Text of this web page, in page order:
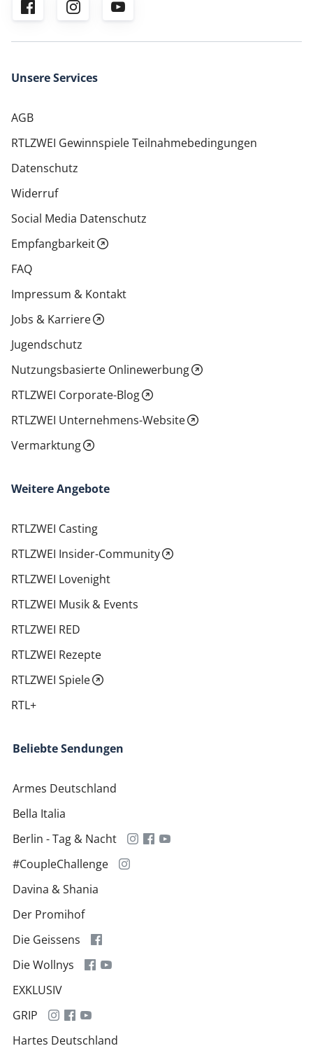
Unsere Services
AGB
RTLZWEI Gewinnspiele Teilnahmebedingungen
Datenschutz
Widerruf
Social Media Datenschutz
Empfangbarkeit
FAQ
Impressum & Kontakt
Jobs & Karriere
Jugendschutz
Nutzungsbasierte Onlinewerbung
RTLZWEI Corporate-Blog
RTLZWEI Unternehmens-Website
Vermarktung
Weitere Angebote
RTLZWEI Casting
RTLZWEI Insider-Community
RTLZWEI Lovenight
RTLZWEI Musik & Events
RTLZWEI RED
RTLZWEI Rezepte
RTLZWEI Spiele
RTL+
Beliebte Sendungen
Armes Deutschland
Bella Italia
Berlin - Tag & Nacht
#CoupleChallenge
Davina & Shania
Der Promihof
Die Geissens
Die Wollnys
EXKLUSIV
GRIP
Hartes Deutschland